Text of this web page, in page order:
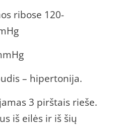
ribose 120-
– hipertonija.
3 pirštais rieše.
iš eilės ir iš šių